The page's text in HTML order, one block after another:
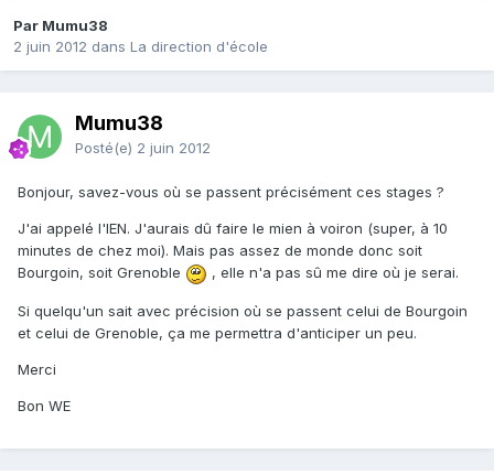
Par Mumu38
2 juin 2012 dans La direction d'école
Mumu38
Posté(e) 2 juin 2012
Bonjour, savez-vous où se passent précisément ces stages ?
J'ai appelé l'IEN. J'aurais dû faire le mien à voiron (super, à 10
minutes de chez moi). Mais pas assez de monde donc soit
Bourgoin, soit Grenoble
, elle n'a pas sû me dire où je serai.
Si quelqu'un sait avec précision où se passent celui de Bourgoin
et celui de Grenoble, ça me permettra d'anticiper un peu.
Merci
Bon WE